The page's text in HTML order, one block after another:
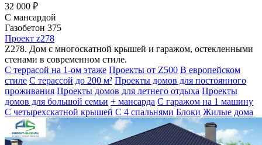
32 000 ₽
С мансардой
Газобетон 375
Проект z278
Z278. Дом с многоскатной крышей и гаражом, остекленными
стенами в современном стиле.
С террасой на 1-ом этаже Проекты от Z500 В европейском
стиле С терассой до 200 м² Проекты домов для постоянного
проживания Проекты домов для летнего отдыха Проекты
домов для большой семьи + мансарда С гаражом на 1 машину
С четырехскатной крышей С 4 спальнями Блоки Жилые дома